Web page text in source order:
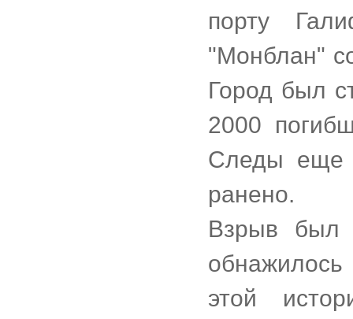
порту
"Монблан"
Город был
2000
Следы еще
ранено.
Взрыв был
этой